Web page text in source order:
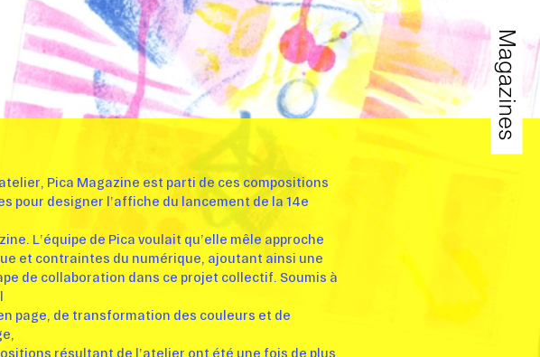
Magazines
Pica Magazine est parti de ces compositions
pour designer l’affiche du lancement de la 14e
L’équipe de Pica voulait qu’elle mêle approche
et contraintes du numérique, ajoutant ainsi une
de collaboration dans ce projet collectif. Soumis à
page, de transformation des couleurs et de
résultant de l’atelier ont été une fois de plus